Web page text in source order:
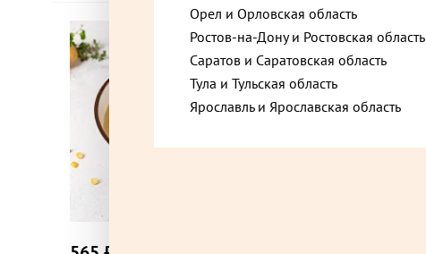
Москва, проспект Вернадского, 9/10
Москва, Ташкентская улица, 12/20
Москва, Троилинский переулок, 3
Орел и Орловская область
Ростов-на-Дону и Ростовская область
Саратов и Саратовская область
Тула и Тульская область
Ярославль и Ярославская область